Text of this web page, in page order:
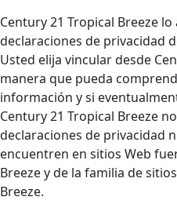
Century 21 Tropical Breeze
declaraciones de privacidad
Usted elija vincular desde
manera que pueda
información y si
Century 21 Tropical Breeze
declaraciones de privacidad
encuentren en sitios Web
Breeze y de la familia de
Breeze.